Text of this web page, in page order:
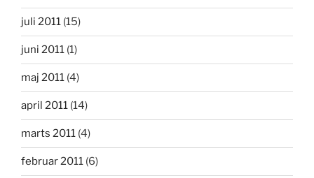
juli 2011 (15)
juni 2011 (1)
maj 2011 (4)
april 2011 (14)
marts 2011 (4)
februar 2011 (6)